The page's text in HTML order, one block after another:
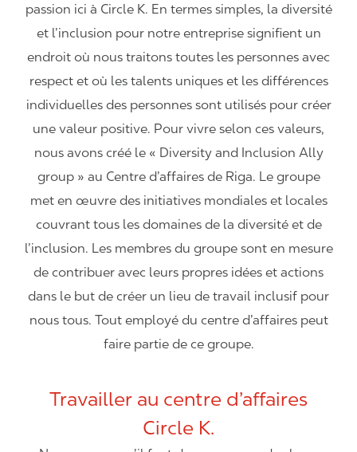
passion ici à Circle K. En termes simples, la diversité
et l’inclusion pour notre entreprise signifient un
endroit où nous traitons toutes les personnes avec
respect et où les talents uniques et les différences
individuelles des personnes sont utilisés pour créer
une valeur positive. Pour vivre selon ces valeurs,
nous avons créé le « Diversity and Inclusion Ally
group » au Centre d’affaires de Riga. Le groupe
met en œuvre des initiatives mondiales et locales
couvrant tous les domaines de la diversité et de
l’inclusion. Les membres du groupe sont en mesure
de contribuer avec leurs propres idées et actions
dans le but de créer un lieu de travail inclusif pour
nous tous. Tout employé du centre d’affaires peut
faire partie de ce groupe.
Travailler au centre d’affaires
Circle K.